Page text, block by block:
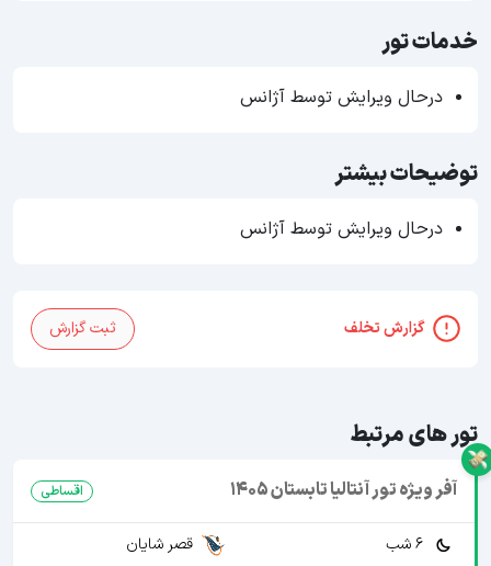
خدمات تور
درحال ویرایش توسط آژانس
توضیحات بیشتر
درحال ویرایش توسط آژانس
گزارش تخلف ثبت گزارش
تور های مرتبط
آفر ویژه تور آنتالیا تابستان 1405 اقساطی
6 شب
قصر شایان